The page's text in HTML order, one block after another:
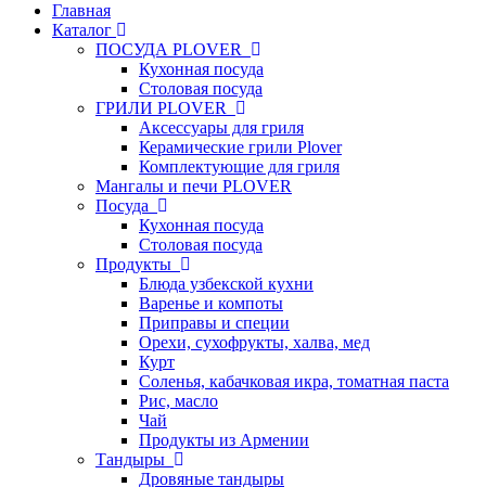
Главная
Каталог
ПОСУДА PLOVER
Кухонная посуда
Столовая посуда
ГРИЛИ PLOVER
Аксессуары для гриля
Керамические грили Plover
Комплектующие для гриля
Мангалы и печи PLOVER
Посуда
Кухонная посуда
Столовая посуда
Продукты
Блюда узбекской кухни
Варенье и компоты
Приправы и специи
Орехи, сухофрукты, халва, мед
Курт
Соленья, кабачковая икра, томатная паста
Рис, масло
Чай
Продукты из Армении
Тандыры
Дровяные тандыры